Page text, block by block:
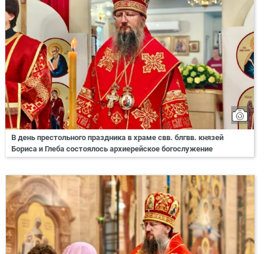
В день престольного праздника в храме свв. блгвв. князей
Бориса и Глеба состоялось архиерейское богослужение